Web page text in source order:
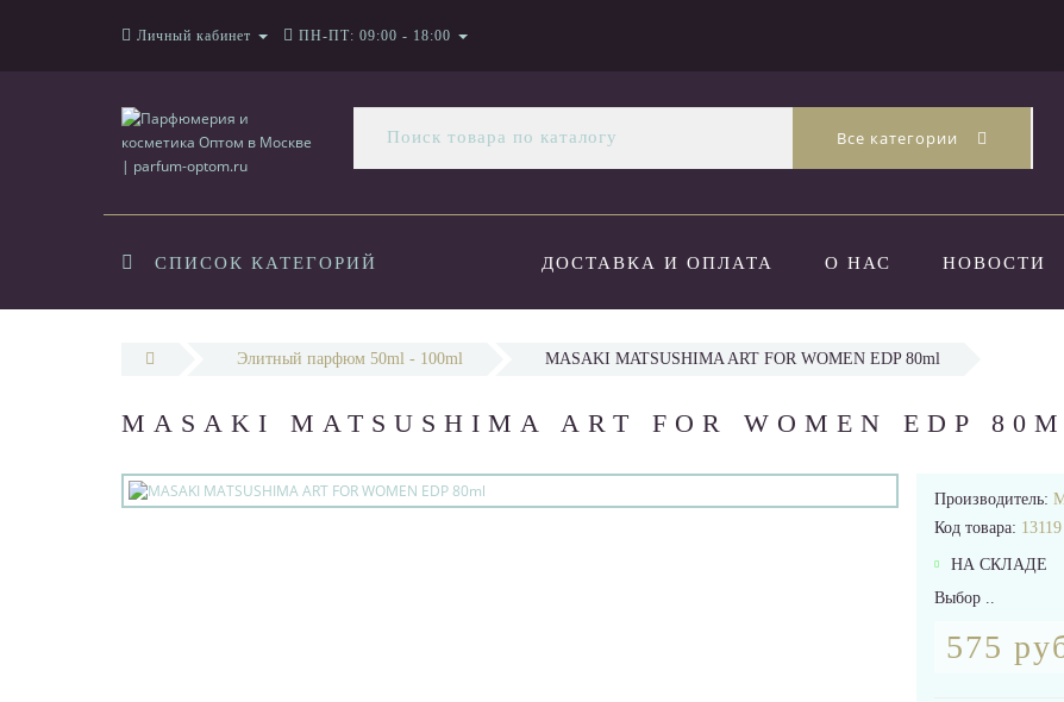
Личный кабинет ПН-ПТ: 09:00 - 18:00
Все категории
СПИСОК КАТЕГОРИЙ ДОСТАВКА И ОПЛАТА О НАС НОВОСТИ
Элитный парфюм 50ml - 100ml MASAKI MATSUSHIMA ART FOR WOMEN EDP 80ml
MASAKI MATSUSHIMA ART FOR WOMEN EDP
Производитель:
Код товара: 13119
НА СКЛАДЕ
Выбор ..
575